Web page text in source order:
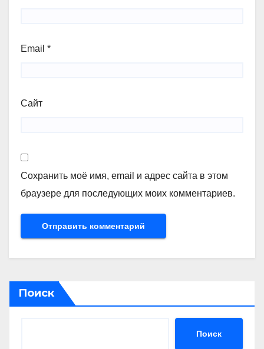
Email *
Сайт
Сохранить моё имя, email и адрес сайта в этом
браузере для последующих моих комментариев.
Поиск
Поиск